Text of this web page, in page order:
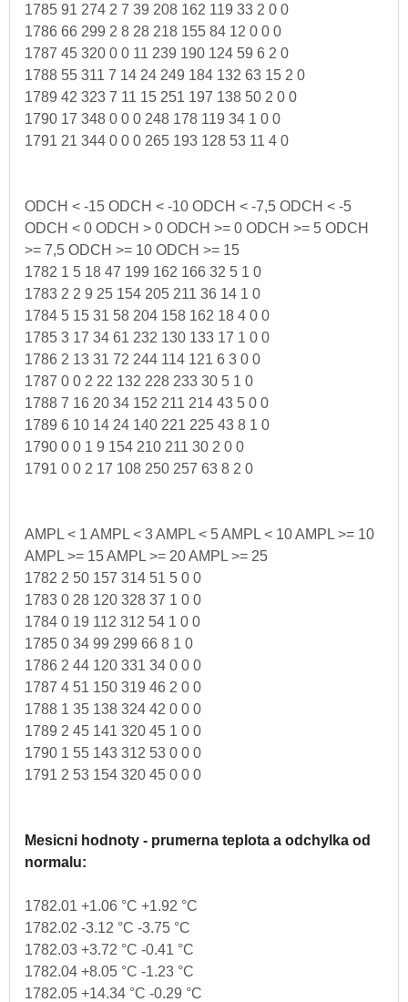
1785 91 274 2 7 39 208 162 119 33 2 0 0
1786 66 299 2 8 28 218 155 84 12 0 0 0
1787 45 320 0 0 11 239 190 124 59 6 2 0
1788 55 311 7 14 24 249 184 132 63 15 2 0
1789 42 323 7 11 15 251 197 138 50 2 0 0
1790 17 348 0 0 0 248 178 119 34 1 0 0
1791 21 344 0 0 0 265 193 128 53 11 4 0
ODCH < -15 ODCH < -10 ODCH < -7,5 ODCH < -5
ODCH < 0 ODCH > 0 ODCH >= 0 ODCH >= 5 ODCH
>= 7,5 ODCH >= 10 ODCH >= 15
1782 1 5 18 47 199 162 166 32 5 1 0
1783 2 2 9 25 154 205 211 36 14 1 0
1784 5 15 31 58 204 158 162 18 4 0 0
1785 3 17 34 61 232 130 133 17 1 0 0
1786 2 13 31 72 244 114 121 6 3 0 0
1787 0 0 2 22 132 228 233 30 5 1 0
1788 7 16 20 34 152 211 214 43 5 0 0
1789 6 10 14 24 140 221 225 43 8 1 0
1790 0 0 1 9 154 210 211 30 2 0 0
1791 0 0 2 17 108 250 257 63 8 2 0
AMPL < 1 AMPL < 3 AMPL < 5 AMPL < 10 AMPL >= 10
AMPL >= 15 AMPL >= 20 AMPL >= 25
1782 2 50 157 314 51 5 0 0
1783 0 28 120 328 37 1 0 0
1784 0 19 112 312 54 1 0 0
1785 0 34 99 299 66 8 1 0
1786 2 44 120 331 34 0 0 0
1787 4 51 150 319 46 2 0 0
1788 1 35 138 324 42 0 0 0
1789 2 45 141 320 45 1 0 0
1790 1 55 143 312 53 0 0 0
1791 2 53 154 320 45 0 0 0
Mesicni hodnoty - prumerna teplota a odchylka od
normalu:
1782.01 +1.06 °C +1.92 °C
1782.02 -3.12 °C -3.75 °C
1782.03 +3.72 °C -0.41 °C
1782.04 +8.05 °C -1.23 °C
1782.05 +14.34 °C -0.29 °C